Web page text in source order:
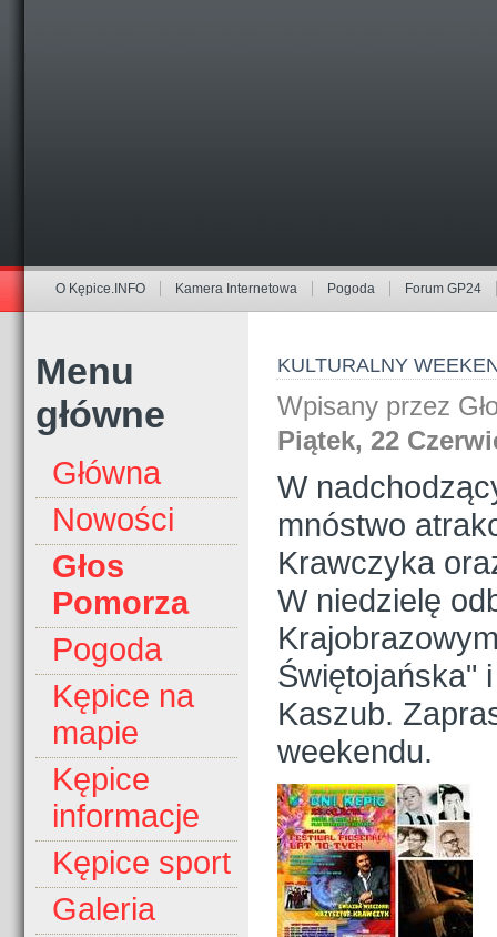
O Kępice.INFO Kamera Internetowa Pogoda Forum GP24
Menu
główne
Główna
Nowości
Głos
Pomorza
Pogoda
Kępice na
mapie
Kępice
informacje
Kępice sport
Galeria
KULTURALNY
Wpisany przez
Piątek, 22
W
mnóstwo
Krawczyka
W niedzielę
Świętojańska"
Kaszub.
weekendu.